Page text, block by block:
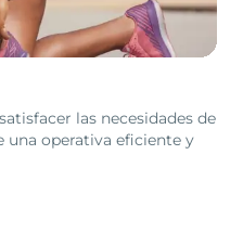
las necesidades de
operativa eficiente y